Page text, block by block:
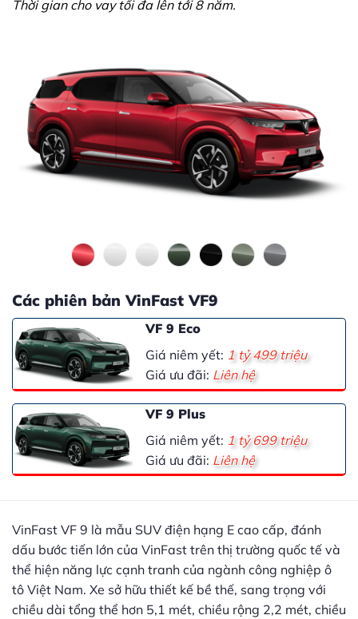
Thời gian cho vay tối đa lên tới 8 năm.
Các phiên bản VinFast VF9
VF 9 Eco
Giá niêm yết: 1 tỷ 499 triệu
Giá ưu đãi: Liên hệ
VF 9 Plus
Giá niêm yết: 1 tỷ 699 triệu
Giá ưu đãi: Liên hệ
VinFast VF 9 là mẫu SUV điện hạng E cao cấp, đánh
dấu bước tiến lớn của VinFast trên thị trường quốc tế và
thể hiện năng lực cạnh tranh của ngành công nghiệp ô
tô Việt Nam. Xe sở hữu thiết kế bề thế, sang trọng với
chiều dài tổng thể hơn 5,1 mét, chiều rộng 2,2 mét, chiều